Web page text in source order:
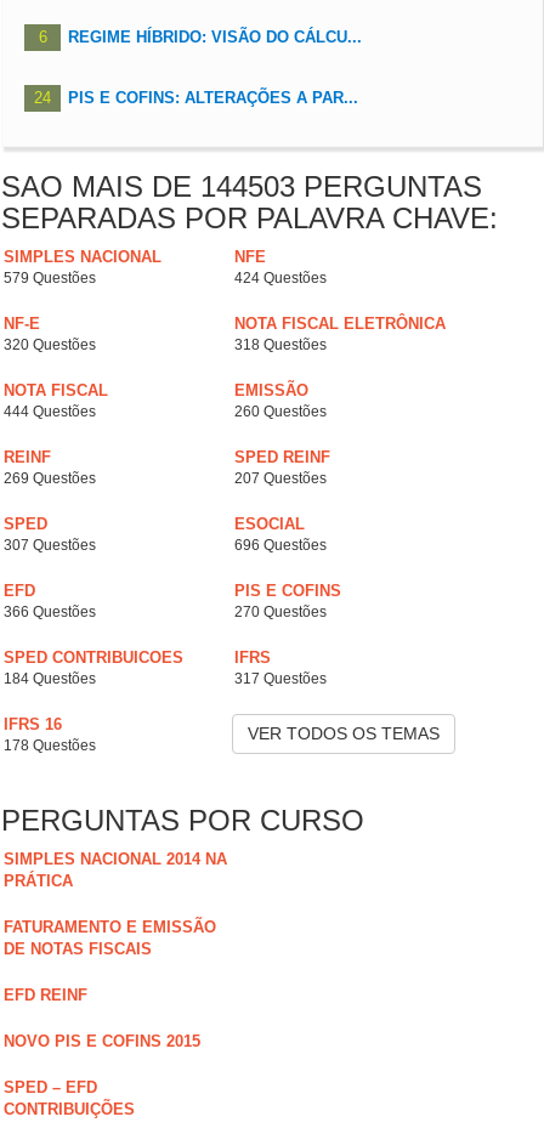
6 REGIME HÍBRIDO: VISÃO DO CÁLCU...
24 PIS E COFINS: ALTERAÇÕES A PAR...
SAO MAIS DE 144503 PERGUNTAS
SEPARADAS POR PALAVRA CHAVE:
SIMPLES NACIONAL
579 Questões
NFE
424 Questões
NF-E
320 Questões
NOTA FISCAL ELETRÔNICA
318 Questões
NOTA FISCAL
444 Questões
EMISSÃO
260 Questões
REINF
269 Questões
SPED REINF
207 Questões
SPED
307 Questões
ESOCIAL
696 Questões
EFD
366 Questões
PIS E COFINS
270 Questões
SPED CONTRIBUICOES
184 Questões
IFRS
317 Questões
IFRS 16
178 Questões
VER TODOS OS TEMAS
PERGUNTAS POR CURSO
SIMPLES NACIONAL 2014 NA
PRÁTICA
FATURAMENTO E EMISSÃO
DE NOTAS FISCAIS
EFD REINF
NOVO PIS E COFINS 2015
SPED – EFD
CONTRIBUIÇÕES